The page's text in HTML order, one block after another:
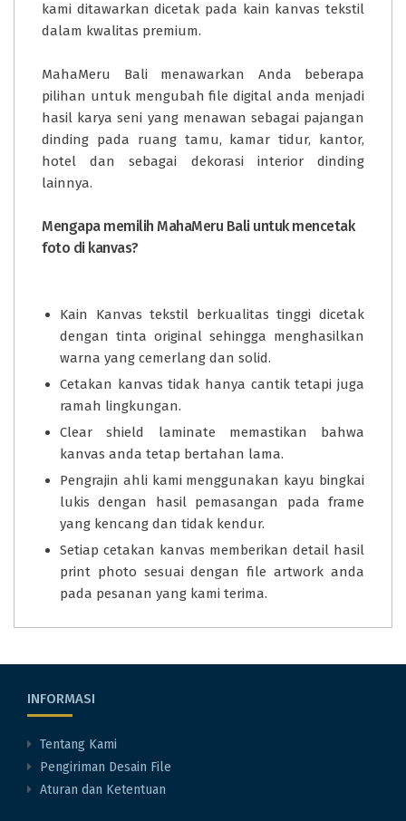
kami ditawarkan dicetak pada kain kanvas tekstil
dalam kwalitas premium.
MahaMeru Balimenawarkan Anda beberapa
pilihan untuk mengubah file digital anda menjadi
hasil karya seni yang menawan sebagai pajangan
dinding pada ruang tamu, kamar tidur, kantor,
hotel dan sebagai dekorasi interior dinding
lainnya.
Mengapa memilih MahaMeru Bali untuk mencetak
foto di kanvas?
Kain Kanvas tekstil berkualitas tinggi dicetak
dengan tinta original sehingga menghasilkan
warna yang cemerlang dan solid.
Cetakan kanvas tidak hanya cantik tetapi juga
ramah lingkungan.
Clear shield laminate memastikan bahwa
kanvas anda tetap bertahan lama.
Pengrajin ahli kami menggunakan kayu bingkai
lukis dengan hasil pemasangan pada frame
yang kencang dan tidak kendur.
Setiap cetakan kanvas memberikan detail hasil
print photo sesuai dengan file artwork anda
pada pesanan yang kami terima.
INFORMASI
Tentang Kami
Pengiriman Desain File
Aturan dan Ketentuan